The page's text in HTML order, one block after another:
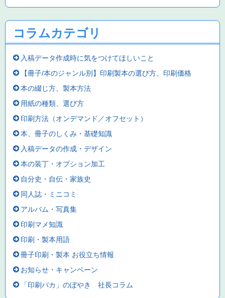
コラムカテゴリ
入稿データ作成時に気をつけてほしいこと
【冊子/本のジャンル別】印刷製本の選び方、印刷価格
本の綴じ方、製本方法
用紙の種類、選び方
印刷方法（オンデマンド／オフセット）
本、冊子のしくみ・基礎知識
入稿データの作成・デザイン
本の装丁・オプション加工
自分史・自伝・家族史
同人誌・ミニコミ
アルバム・写真集
印刷マメ知識
印刷・製本用語
冊子印刷・製本 お役立ち情報
お知らせ・キャンペーン
「印刷バカ」のぼやき 社長コラム